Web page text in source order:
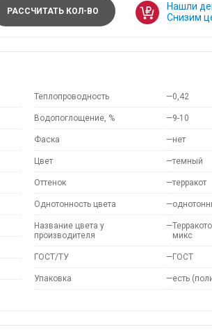
РАССЧИТАТЬ КОЛ-ВО
Нашли
Снизим
Теплопроводность —0,42
Водопоглощение, % —9-10
Фаска —нет
Цвет —темный
Оттенок —терракот
Однотонность цвета —
Название цвета у
производителя
—
микс
ГОСТ/ТУ —ГОСТ
Упаковка —есть